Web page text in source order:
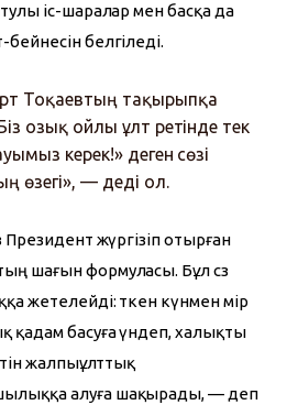
іс-шаралар мен басқа да
белгіледі.
Тоқаевтың тақырыпқа
озық ойлы ұлт ретінде тек
керек!» деген сөзі
өзегі», — деді ол.
Президент жүргізіп отырған
шағын формуласы. Бұл сөз
жетелейді: өткен күнмен өмір
қадам басуға үндеп, халықты
жалпыұлттық
алуға шақырады, — деп